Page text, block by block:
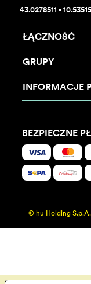
43.0278511 -
ŁĄCZNOŚĆ
GRUPY
INFORMACJE
BEZPIECZNE
© hu Holding